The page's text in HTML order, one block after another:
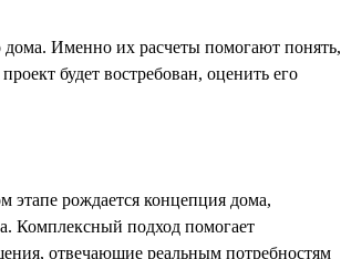
Именно их расчеты помогают понять,
будет востребован, оценить его
этапе рождается концепция дома,
Комплексный подход помогает
отвечающие реальным потребностям